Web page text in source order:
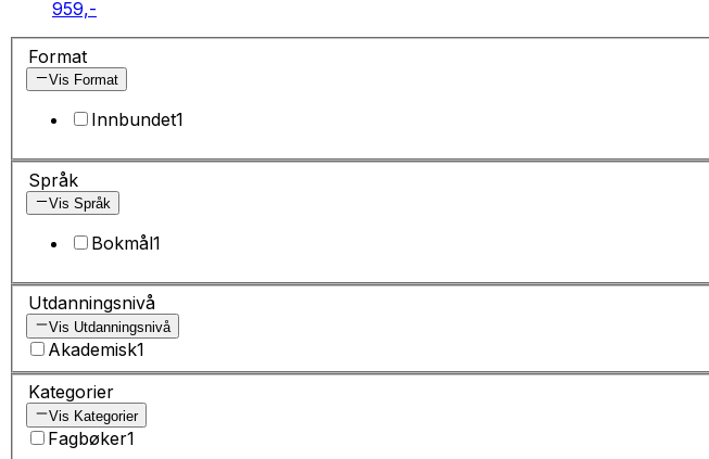
959,-
Format
Vis Format
Innbundet1
Språk
Vis Språk
Bokmål1
Utdanningsnivå
Vis Utdanningsnivå
Akademisk1
Kategorier
Vis Kategorier
Fagbøker1